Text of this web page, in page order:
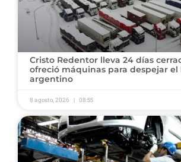
Cristo Redentor lleva 24 días
ofreció máquinas para despejar el
argentino
8 agosto, 2026 08:55